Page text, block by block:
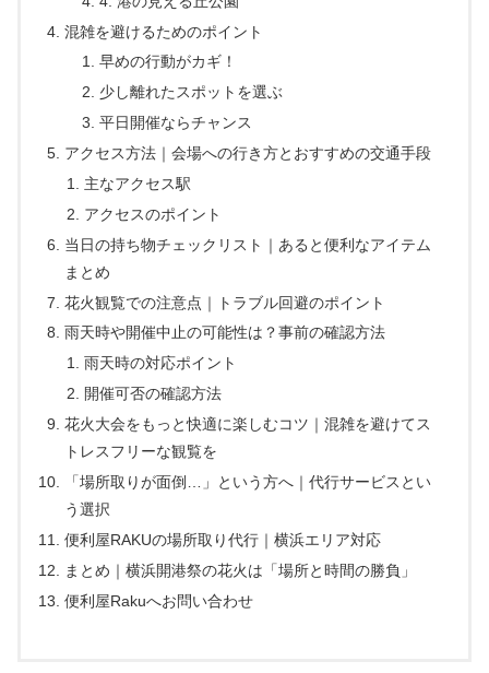
混雑を避けるためのポイント
早めの行動がカギ！
少し離れたスポットを選ぶ
平日開催ならチャンス
アクセス方法｜会場への行き方とおすすめの交通手段
主なアクセス駅
アクセスのポイント
当日の持ち物チェックリスト｜あると便利なアイテム
まとめ
花火観覧での注意点｜トラブル回避のポイント
雨天時や開催中止の可能性は？事前の確認方法
雨天時の対応ポイント
開催可否の確認方法
花火大会をもっと快適に楽しむコツ｜混雑を避けてス
トレスフリーな観覧を
「場所取りが面倒…」という方へ｜代行サービスとい
う選択
便利屋RAKUの場所取り代行｜横浜エリア対応
まとめ｜横浜開港祭の花火は「場所と時間の勝負」
便利屋Rakuへお問い合わせ